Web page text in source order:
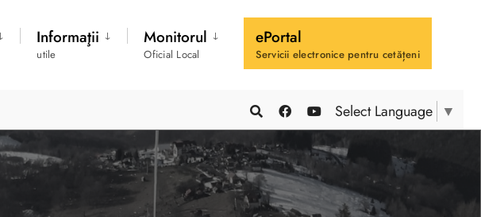
Informaţii
utile
Monitorul
Oficial Local
ePortal
Servicii electronice pentru cetățeni
Select Language ▼